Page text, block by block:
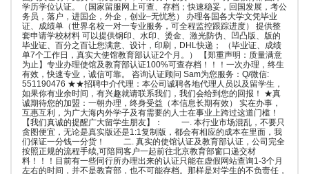
学历学位认证。（国家留服网上可查、存档；快速稳妥，回国发展，考公
务员，落户，进国企，外企，创业–无忧愁） 办理各国各大学文凭毕业
证、成绩单（世界名校一对一专业服务，可全程监控跟踪进度） 提供整
套申请学校材料 可以提供钢印、水印、烫金、激光防伪、凹凸版、版的
毕业证、百分之百让您满意、设计，印刷，DHL快递； （毕业证、成绩
单7个工作日，真实大使馆教育部认证2个月。） 【郑重声明：质量满意
为止】专业办理使馆及教育部认证100%可查存档！！！一次办理，终生
有效，快速专业，诚信可靠。 咨询认证顾问 Sam为您服务：Q/微信:
551190476 ★★招聘中介代理：本公司诚聘各地代理人员以及留学生，
如果你有业余时间，有兴趣就请联系我们，我们会给到您的回报！ ★真
诚期待您的加盟：一朝办理，终身受益（本信息长期有效） 实在办事，
互惠互利，为广大海内外学子及有需要的人士在事业上跨过这道门槛！
【我们真诚的提醒广大留学生朋友】： 一. 本行业市场混乱，不要只
贪图便宜，无论是真实版还是1:1复制版，都会有相应的成本在里面，我
们保证一分钱一分货！ 二. 真实的使馆认证及教育部认证，公司完全
按照正规的流程手续,可陪同客户一起前往北京教育部窗口递交材
料！！！目前有一些同行所办理出来的认证只能在虚假网站查询1-3个月
左右的时间，并不是教育部，也不可能存档。那样是对学生的不负责任，